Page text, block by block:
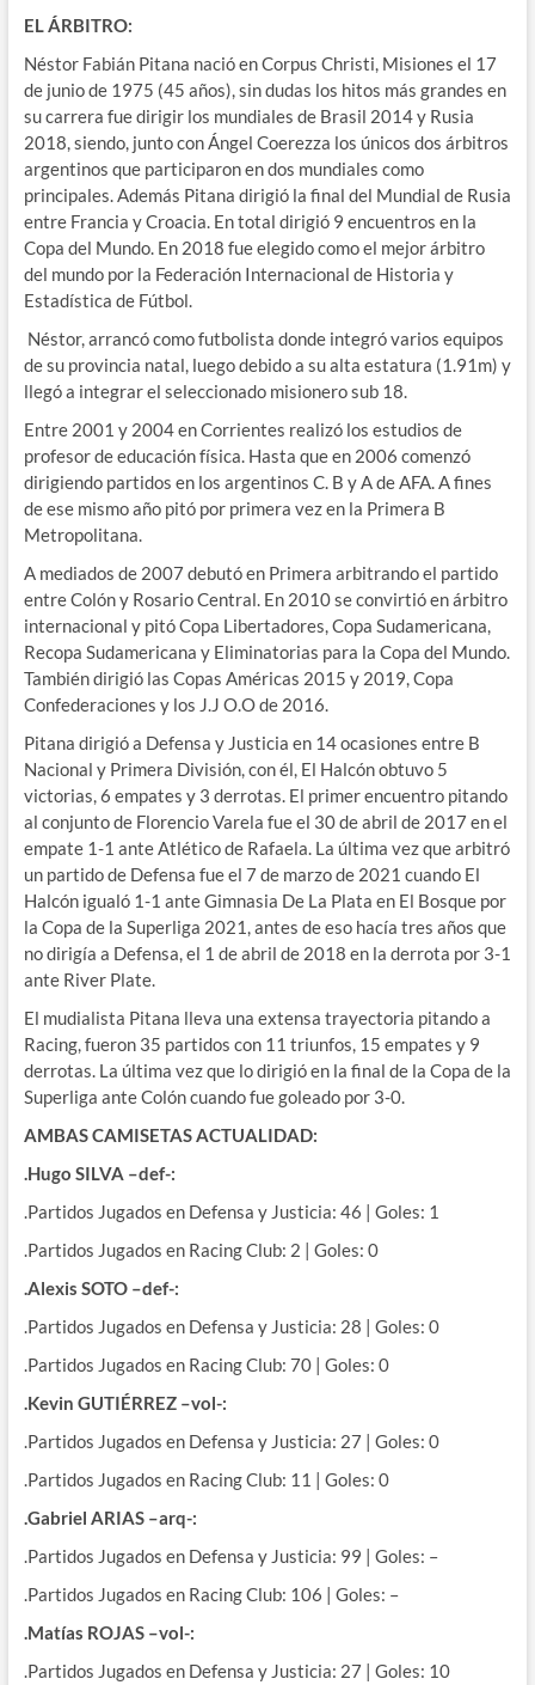
EL ÁRBITRO:
Néstor Fabián Pitana nació en Corpus Christi, Misiones el 17
de junio de 1975 (45 años), sin dudas los hitos más grandes en
su carrera fue dirigir los mundiales de Brasil 2014 y Rusia
2018, siendo, junto con Ángel Coerezza los únicos dos árbitros
argentinos que participaron en dos mundiales como
principales. Además Pitana dirigió la final del Mundial de Rusia
entre Francia y Croacia. En total dirigió 9 encuentros en la
Copa del Mundo. En 2018 fue elegido como el mejor árbitro
del mundo por la Federación Internacional de Historia y
Estadística de Fútbol.
Néstor, arrancó como futbolista donde integró varios equipos
de su provincia natal, luego debido a su alta estatura (1.91m) y
llegó a integrar el seleccionado misionero sub 18.
Entre 2001 y 2004 en Corrientes realizó los estudios de
profesor de educación física. Hasta que en 2006 comenzó
dirigiendo partidos en los argentinos C. B y A de AFA. A fines
de ese mismo año pitó por primera vez en la Primera B
Metropolitana.
A mediados de 2007 debutó en Primera arbitrando el partido
entre Colón y Rosario Central. En 2010 se convirtió en árbitro
internacional y pitó Copa Libertadores, Copa Sudamericana,
Recopa Sudamericana y Eliminatorias para la Copa del Mundo.
También dirigió las Copas Américas 2015 y 2019, Copa
Confederaciones y los J.J O.O de 2016.
Pitana dirigió a Defensa y Justicia en 14 ocasiones entre B
Nacional y Primera División, con él, El Halcón obtuvo 5
victorias, 6 empates y 3 derrotas. El primer encuentro pitando
al conjunto de Florencio Varela fue el 30 de abril de 2017 en el
empate 1-1 ante Atlético de Rafaela. La última vez que arbitró
un partido de Defensa fue el 7 de marzo de 2021 cuando El
Halcón igualó 1-1 ante Gimnasia De La Plata en El Bosque por
la Copa de la Superliga 2021, antes de eso hacía tres años que
no dirigía a Defensa, el 1 de abril de 2018 en la derrota por 3-1
ante River Plate.
El mudialista Pitana lleva una extensa trayectoria pitando a
Racing, fueron 35 partidos con 11 triunfos, 15 empates y 9
derrotas. La última vez que lo dirigió en la final de la Copa de la
Superliga ante Colón cuando fue goleado por 3-0.
AMBAS CAMISETAS ACTUALIDAD:
.Hugo SILVA –def-:
.Partidos Jugados en Defensa y Justicia: 46 | Goles: 1
.Partidos Jugados en Racing Club: 2 | Goles: 0
.Alexis SOTO –def-:
.Partidos Jugados en Defensa y Justicia: 28 | Goles: 0
.Partidos Jugados en Racing Club: 70 | Goles: 0
.Kevin GUTIÉRREZ –vol-:
.Partidos Jugados en Defensa y Justicia: 27 | Goles: 0
.Partidos Jugados en Racing Club: 11 | Goles: 0
.Gabriel ARIAS –arq-:
.Partidos Jugados en Defensa y Justicia: 99 | Goles: –
.Partidos Jugados en Racing Club: 106 | Goles: –
.Matías ROJAS –vol-:
.Partidos Jugados en Defensa y Justicia: 27 | Goles: 10